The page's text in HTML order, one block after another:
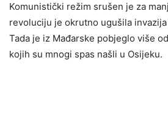
Komunistički režim srušen je za
revoluciju je okrutno ugušila
Tada je iz Mađarske pobjeglo više
kojih su mnogi spas našli u Osijeku.